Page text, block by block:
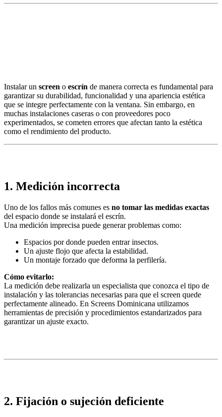
Instalar un screen o escrín de manera correcta es fundamental para
garantizar su durabilidad, funcionalidad y una apariencia estética
que se integre perfectamente con la ventana. Sin embargo, en
muchas instalaciones caseras o con proveedores poco
experimentados, se cometen errores que afectan tanto la estética
como el rendimiento del producto.
1. Medición incorrecta
Uno de los fallos más comunes es no tomar las medidas exactas
del espacio donde se instalará el escrín.
Una medición imprecisa puede generar problemas como:
Espacios por donde pueden entrar insectos.
Un ajuste flojo que afecta la estabilidad.
Un montaje forzado que deforma la perfilería.
Cómo evitarlo:
La medición debe realizarla un especialista que conozca el tipo de
instalación y las tolerancias necesarias para que el screen quede
perfectamente alineado. En Screens Dominicana utilizamos
herramientas de precisión y procedimientos estandarizados para
garantizar un ajuste exacto.
2. Fijación o sujeción deficiente